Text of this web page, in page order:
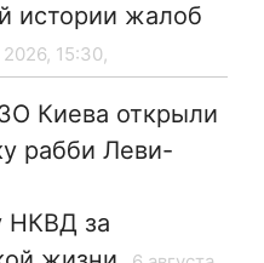
истории жалоб
2026, 15:30,
Киева открыли
рабби Леви-
НКВД за